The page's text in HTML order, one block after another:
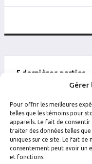
Gérer
Pour offrir les meilleures
telles que les témoins pour
appareils. Le fait de
traiter des données telles
uniques sur ce site. Le fait de
consentement peut avoir un
et fonctions.
5 dernières parties
9 août 2024 01 h 55 M8